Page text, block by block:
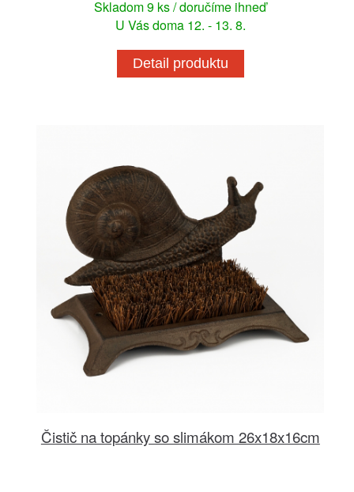
Skladom 9 ks / doručíme ihneď
U Vás doma 12. - 13. 8.
Detail produktu
Čistič na topánky so slimákom 26x18x16cm